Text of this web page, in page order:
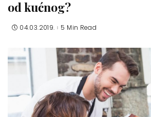
od kućnog?
04.03.2019. 5 Min Read